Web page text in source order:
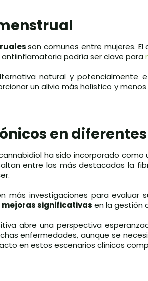
son comunes entre mujeres.
antiinflamatoria podría ser clave para
natural y potencialmente
un alivio más holístico y
en
ha sido incorporado como
entre las más destacadas la
más investigaciones para
mejoras significativas en la gestión
abre una perspectiva
enfermedades, aunque se
en estos escenarios clínicos